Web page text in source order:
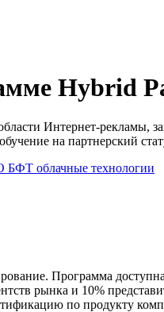
Hybrid
Интернет-рекламы,
на партнерский
БФТ облачные технологии
Программа
рынка и 10%
по продукту